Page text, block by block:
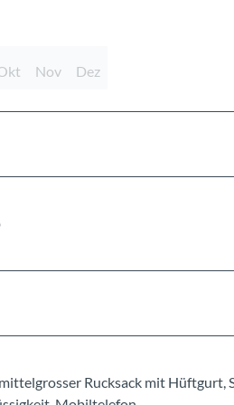
Nov Dez
Rucksack mit Hüftgurt,